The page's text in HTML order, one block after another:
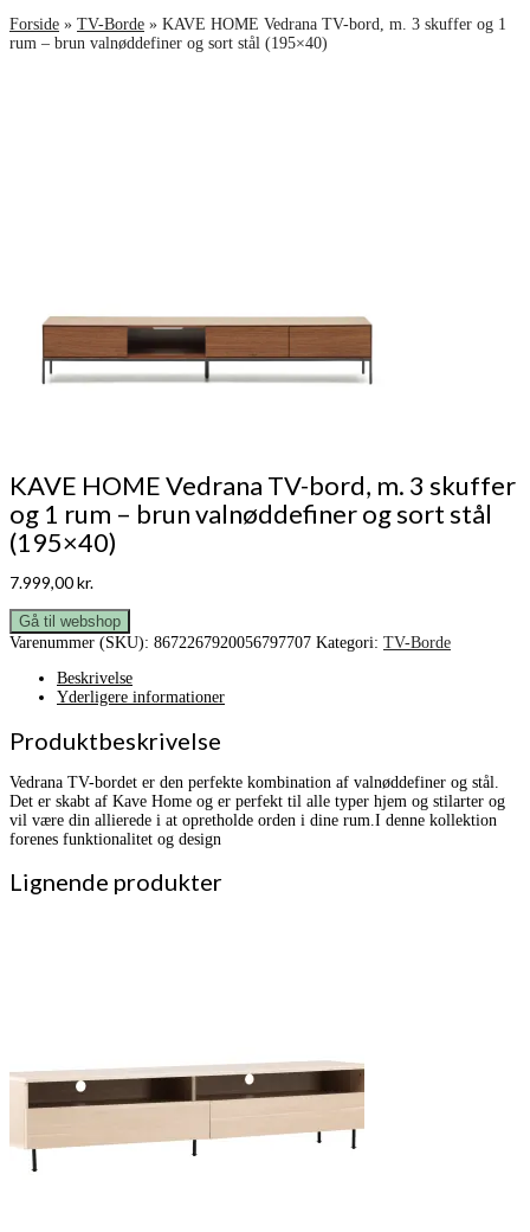
Forside » TV-Borde » KAVE HOME Vedrana TV-bord, m. 3 skuffer og 1
rum – brun valnøddefiner og sort stål (195×40)
KAVE HOME Vedrana TV-bord, m. 3 skuffer
og 1 rum – brun valnøddefiner og sort stål
(195×40)
7.999,00kr.
Gå til webshop
Varenummer (SKU): 8672267920056797707 Kategori: TV-Borde
Beskrivelse
Yderligere informationer
Produktbeskrivelse
Vedrana TV-bordet er den perfekte kombination af valnøddefiner og stål.
Det er skabt af Kave Home og er perfekt til alle typer hjem og stilarter og
vil være din allierede i at opretholde orden i dine rum.I denne kollektion
forenes funktionalitet og design
Lignende produkter